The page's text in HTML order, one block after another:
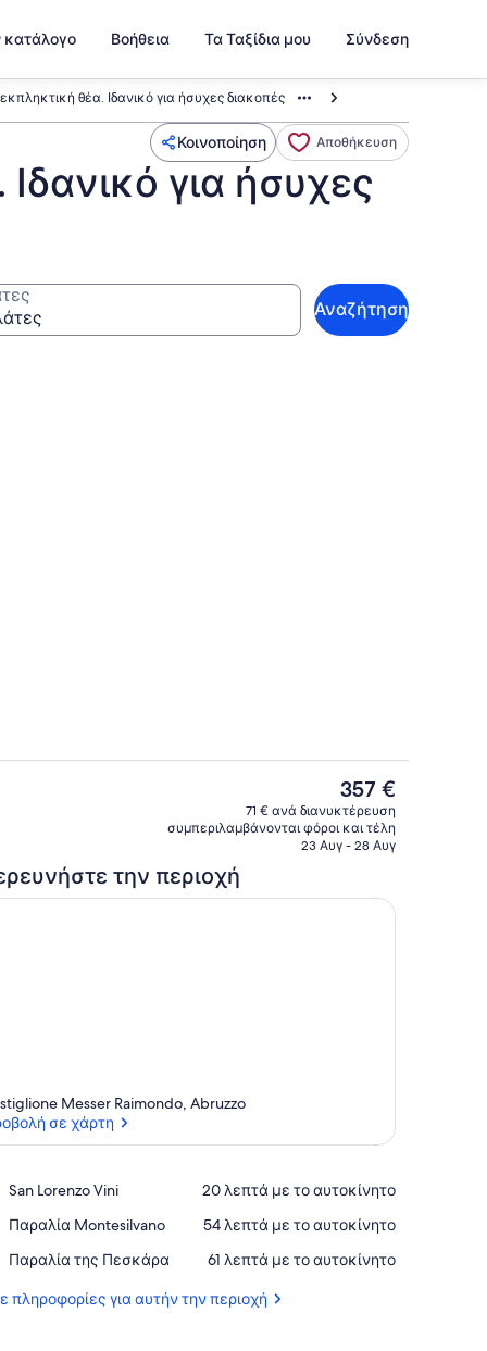
κατάλογο Βοήθεια Τα Ταξίδια μου Σύνδεση
θέα. Ιδανικό για ήσυχες διακοπές
Κοινοποίηση Αποθήκευση
για ήσυχες
Αναζήτηση
Γεύματα
Η
τρέχουσα
τιμή
είναι
357 €
71 € ανά διανυκτέρευση
συμπεριλαμβάνονται φόροι και τέλη
23 Αυγ - 28 Αυγ
την περιοχή
Προβολή σε χάρτη
Messer Raimondo, Abruzzo
σε χάρτη
San Lorenzo Vini
Place,
Lorenzo
‪20 λεπτά με το αυτοκίνητο‬
Παραλία Montesilvano
Place,
Montesilvano
‪54 λεπτά με το αυτοκίνητο‬
Παραλία της Πεσκάρα
Place,
της
‪61 λεπτά με το αυτοκίνητο‬
πληροφορίες για αυτήν την περιοχή